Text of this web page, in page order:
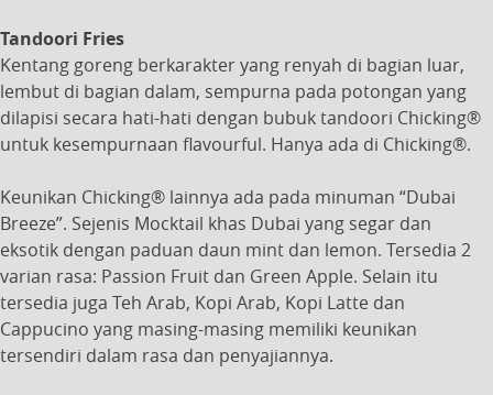
Tandoori Fries
Kentang goreng berkarakter yang renyah di bagian luar,
lembut di bagian dalam, sempurna pada potongan yang
dilapisi secara hati-hati dengan bubuk tandoori Chicking®
untuk kesempurnaan flavourful. Hanya ada di Chicking®.
Keunikan Chicking® lainnya ada pada minuman “Dubai
Breeze”. Sejenis Mocktail khas Dubai yang segar dan
eksotik dengan paduan daun mint dan lemon. Tersedia 2
varian rasa: Passion Fruit dan Green Apple. Selain itu
tersedia juga Teh Arab, Kopi Arab, Kopi Latte dan
Cappucino yang masing-masing memiliki keunikan
tersendiri dalam rasa dan penyajiannya.